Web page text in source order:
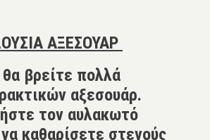
ΑΞΕΣΟΥΑΡ
βρείτε πολλά
αξεσουάρ.
τον αυλακωτό
καθαρίσετε στενούς